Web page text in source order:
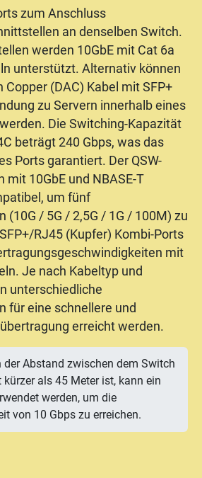
zum Anschluss
an denselben Switch.
werden 10GbE mit Cat 6a
unterstützt. Alternativ können
(DAC) Kabel mit SFP+
zu Servern innerhalb eines
Die Switching-Kapazität
beträgt 240 Gbps, was das
Ports garantiert. Der QSW-
mit 10GbE und NBASE-T
um fünf
(10G / 5G / 2,5G / 1G / 100M) zu
RJ45 (Kupfer) Kombi-Ports
mit
Je nach Kabeltyp und
unterschiedliche
für eine schnellere und
erreicht werden.
der Abstand zwischen dem Switch
kürzer als 45 Meter ist, kann ein
werden, um die
von 10 Gbps zu erreichen.